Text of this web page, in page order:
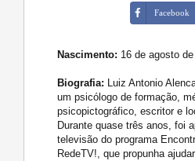
Facebook
Nascimento: 16 de agosto
Biografia: Luiz Antonio
um psicólogo de formação,
psicopictográfico, escritor e
Durante quase três anos, foi
televisão do programa
RedeTV!, que propunha